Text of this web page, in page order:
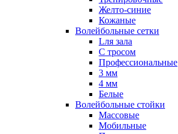
Желто-синие
Кожаные
Волейбольные сетки
Lля зала
C тросом
Профессиональные
3 мм
4 мм
Белые
Волейбольные стойки
Массовые
Мобильные